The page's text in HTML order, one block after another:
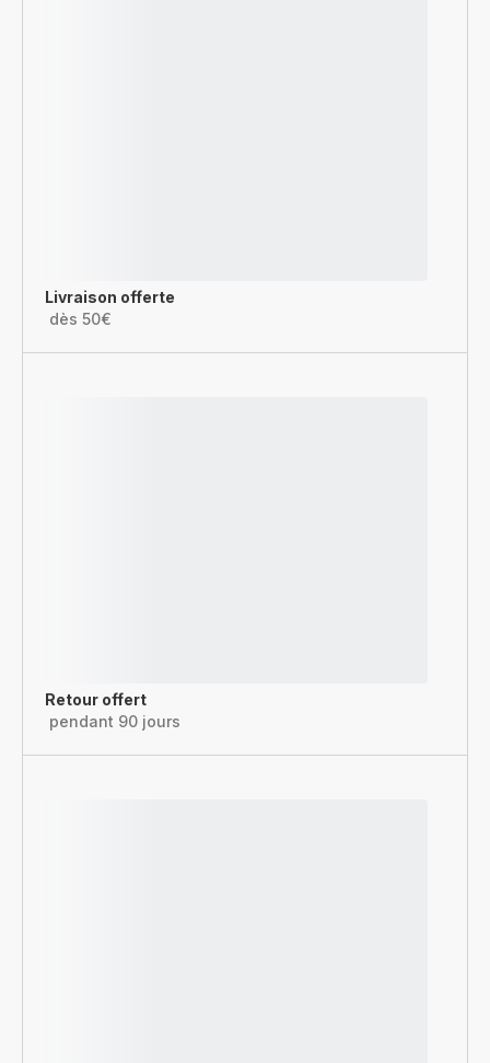
Livraison offerte
dès 50€
Retour offert
pendant 90 jours